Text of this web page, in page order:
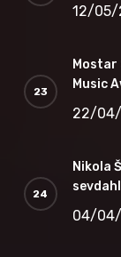
12/05/
Mostar
Music
22/
Nikola
04/